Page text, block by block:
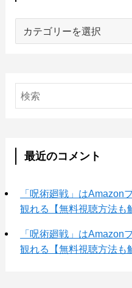
ー
最近のコメント
「呪術廻戦」はAmazon
観れる【無料視聴方法も
「呪術廻戦」はAmazon
観れる【無料視聴方法も